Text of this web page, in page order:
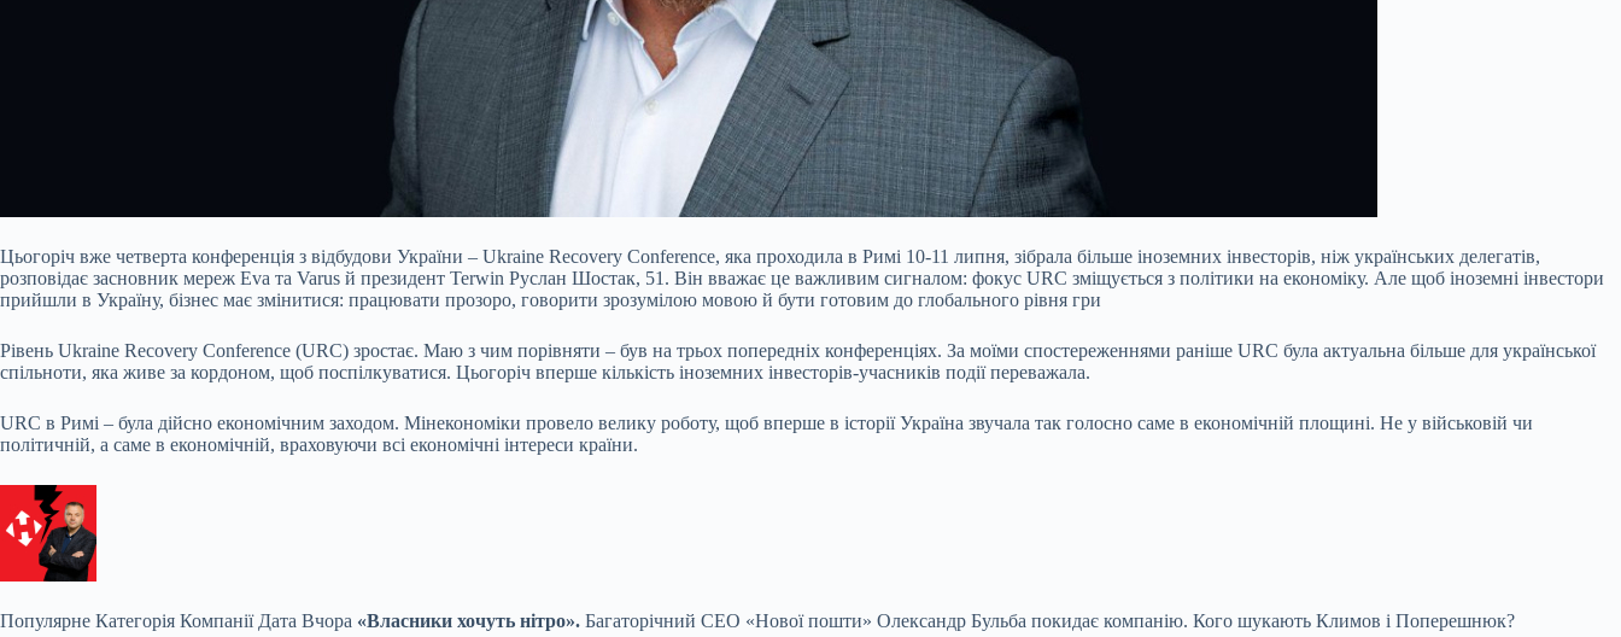
Цьогоріч вже четверта конференція з відбудови України – Ukraine Recovery Conference, яка проходила в Римі 10-11 липня, зібрала більше іноземних інвесторів, ніж українських делегатів,
розповідає засновник мереж Eva та Varus й президент Terwin Руслан Шостак, 51. Він вважає це важливим сигналом: фокус URC зміщується з політики на економіку. Але щоб іноземні інвестори
прийшли в Україну, бізнес має змінитися: працювати прозоро, говорити зрозумілою мовою й бути готовим до глобального рівня гри
Рівень Ukraine Recovery Conference (URC) зростає. Маю з чим порівняти – був на трьох попередніх конференціях. За моїми спостереженнями раніше URC була актуальна більше для української
спільноти, яка живе за кордоном, щоб поспілкуватися. Цьогоріч вперше кількість іноземних інвесторів-учасників події переважала.
URC в Римі – була дійсно економічним заходом. Мінекономіки провело велику роботу, щоб вперше в історії Україна звучала так голосно саме в економічній площині. Не у військовій чи
політичній, а саме в економічній, враховуючи всі економічні інтереси країни.
Популярне Категорія Компанії Дата Вчора «Власники хочуть нітро». Багаторічний СЕО «Нової пошти» Олександр Бульба покидає компанію. Кого шукають Климов і Поперешнюк?